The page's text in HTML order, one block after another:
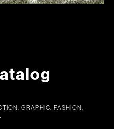
GRAPHIC, FASHION,